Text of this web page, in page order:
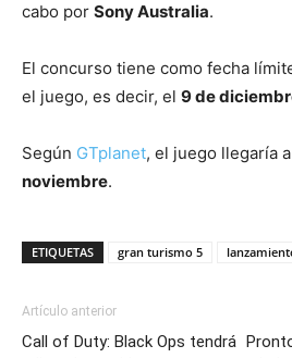
cabo por Sony Australia.
El concurso tiene como fecha
el juego, es decir, el 9 de
Según GTplanet, el juego llegaría
noviembre.
ETIQUETAS gran turismo 5
Artículo anterior
Call of Duty: Black Ops tendrá